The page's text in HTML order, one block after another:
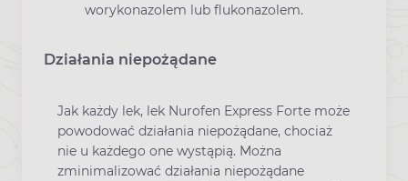
worykonazolem lub flukonazolem.
Działania niepożądane
Jak każdy lek, lek Nurofen Express Forte może
powodować działania niepożądane, chociaż
nie u każdego one wystąpią. Można
zminimalizować działania niepożądane